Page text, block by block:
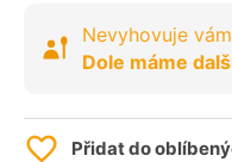
Nevyhovuje
Dole máme
Přidat do